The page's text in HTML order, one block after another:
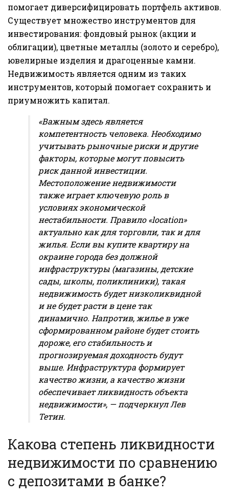
помогает диверсифицировать портфель активов.
Существует множество инструментов для
инвестирования: фондовый рынок (акции и
облигации), цветные металлы (золото и серебро),
ювелирные изделия и драгоценные камни.
Недвижимость является одним из таких
инструментов, который помогает сохранить и
приумножить капитал.
«Важным здесь является
компетентность человека. Необходимо
учитывать рыночные риски и другие
факторы, которые могут повысить
риск данной инвестиции.
Местоположение недвижимости
также играет ключевую роль в
условиях экономической
нестабильности. Правило «location»
актуально как для торговли, так и для
жилья. Если вы купите квартиру на
окраине города без должной
инфраструктуры (магазины, детские
сады, школы, поликлиники), такая
недвижимость будет низколиквидной
и не будет расти в цене так
динамично. Напротив, жилье в уже
сформированном районе будет стоить
дороже, его стабильность и
прогнозируемая доходность будут
выше. Инфраструктура формирует
качество жизни, а качество жизни
обеспечивает ликвидность объекта
недвижимости», — подчеркнул Лев
Тетин.
Какова степень ликвидности
недвижимости по сравнению
с депозитами в банке?